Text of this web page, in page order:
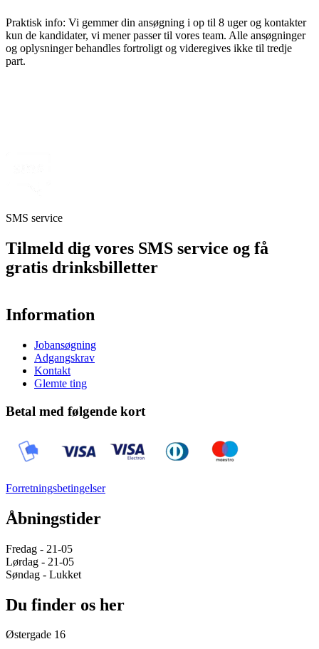
Praktisk info: Vi gemmer din ansøgning i op til 8 uger og kontakter
kun de kandidater, vi mener passer til vores team. Alle ansøgninger
og oplysninger behandles fortroligt og videregives ikke til tredje
part.
SMS service
Tilmeld dig vores SMS service og få
gratis drinksbilletter
Information
Jobansøgning
Adgangskrav
Kontakt
Glemte ting
Betal med følgende kort
Forretningsbetingelser
Åbningstider
Fredag - 21-05
Lørdag - 21-05
Søndag - Lukket
Du finder os her
Østergade 16